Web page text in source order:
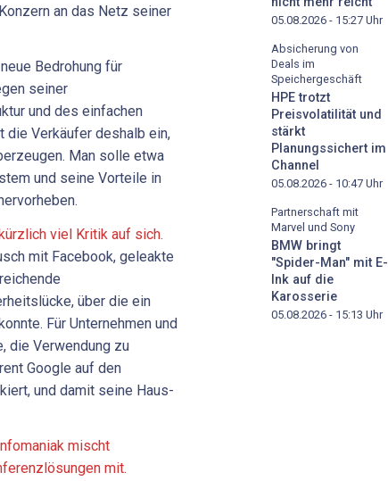
an das Netz seiner
Bedrohung für
seiner
und des einfachen
die Verkäufer deshalb ein,
Man solle etwa
und seine Vorteile in
viel Kritik auf sich.
mit Facebook, geleakte
über die ein
Für Unternehmen und
die Verwendung zu
Google auf den
und damit seine Haus-
mischt
mit.
05.08.2026 - 15:27 Uhr
Absicherung von
Deals im
Speichergeschäft
HPE trotzt
Preisvolatilität und
stärkt
Planungssichert im
Channel
05.08.2026 - 10:47 Uhr
Partnerschaft mit
Marvel und Sony
BMW bringt
"Spider-Man" mit E-
Ink auf die
Karosserie
05.08.2026 - 15:13 Uhr